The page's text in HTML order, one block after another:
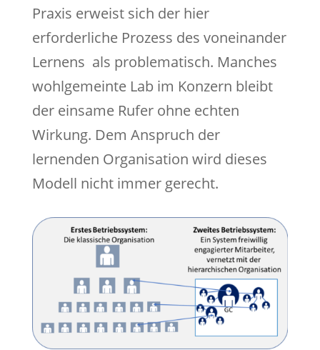
Praxis erweist sich der hier
erforderliche Prozess des voneinander
Lernens als problematisch. Manches
wohlgemeinte Lab im Konzern bleibt
der einsame Rufer ohne echten
Wirkung. Dem Anspruch der
lernenden Organisation wird dieses
Modell nicht immer gerecht.